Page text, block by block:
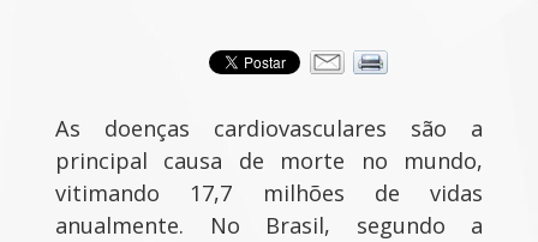
As doenças cardiovasculares são a
principal causa de morte no mundo,
vitimando 17,7 milhões de vidas
anualmente. No Brasil, segundo a